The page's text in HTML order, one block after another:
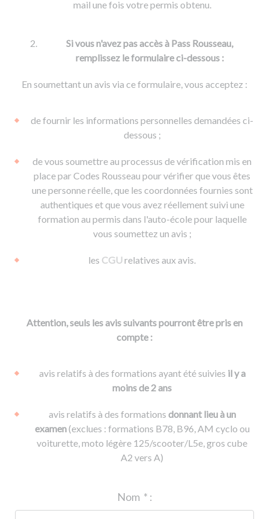
mail une fois votre permis obtenu.
Si vous n'avez pas accès à Pass Rousseau,
remplissez le formulaire ci-dessous :
En soumettant un avis via ce formulaire, vous acceptez :
de fournir les informations personnelles demandées ci-
dessous ;
de vous soumettre au processus de vérification mis en
place par Codes Rousseau pour vérifier que vous êtes
une personne réelle, que les coordonnées fournies sont
authentiques et que vous avez réellement suivi une
formation au permis dans l'auto-école pour laquelle
vous soumettez un avis ;
les CGUrelatives aux avis.
Attention, seuls les avis suivants pourront être pris en
compte :
avis relatifs à des formations ayant été suivies il y a
moins de 2 ans
avis relatifs à des formations donnant lieu à un
examen(exclues : formations B78, B96, AM cyclo ou
voiturette, moto légère 125/scooter/L5e, gros cube
A2 vers A)
* :